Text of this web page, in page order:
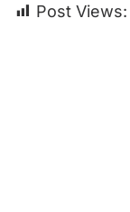
Post Views: